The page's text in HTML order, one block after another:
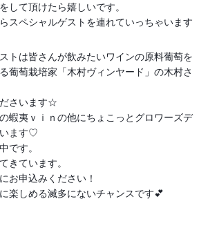
して頂けたら嬉しいです。
スペシャルゲストを連れていっちゃいます
トは皆さんが飲みたいワインの原料葡萄を
葡萄栽培家「木村ヴィンヤード」の木村さ
さいます☆
蝦夷ｖｉｎの他にちょこっとグロワーズデ
います♡
です。
きています。
お申込みください！
楽しめる滅多にないチャンスです💕